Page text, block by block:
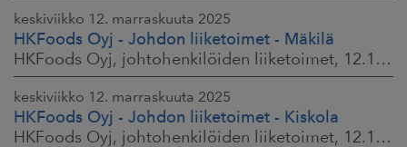
keskiviikko 12. marraskuuta 2025
HKFoods Oyj - Johdon liiketoimet - Mäkilä
HKFoods Oyj, johtohenkilöiden liiketoimet, 12.11.2025 klo 18.00
keskiviikko 12. marraskuuta 2025
HKFoods Oyj - Johdon liiketoimet - Kiskola
HKFoods Oyj, johtohenkilöiden liiketoimet, 12.11.2025 klo 18.00